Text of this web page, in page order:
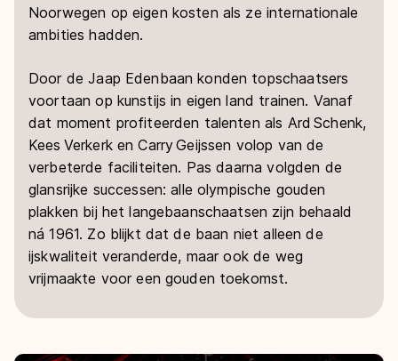
Noorwegen op eigen kosten als ze internationale
ambities hadden.
Door de Jaap Edenbaan konden topschaatsers
voortaan op kunstijs in eigen land trainen. Vanaf
dat moment profiteerden talenten als Ard Schenk,
Kees Verkerk en Carry Geijssen volop van de
verbeterde faciliteiten. Pas daarna volgden de
glansrijke successen: alle olympische gouden
plakken bij het langebaanschaatsen zijn behaald
ná 1961. Zo blijkt dat de baan niet alleen de
ijskwaliteit veranderde, maar ook de weg
vrijmaakte voor een gouden toekomst.